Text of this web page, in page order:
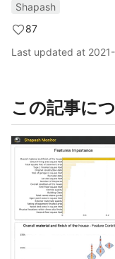
Shapash
87
Last updated at
この記事に